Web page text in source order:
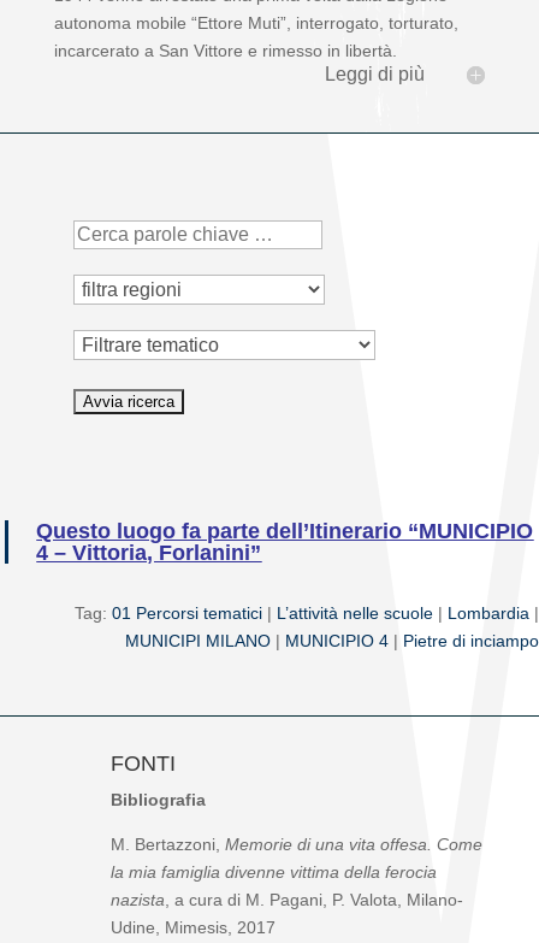
autonoma mobile “Ettore Muti”, interrogato, torturato,
incarcerato a San Vittore e rimesso in libertà.
Leggi di più
Tematico
Questo luogo fa parte dell’Itinerario “MUNICIPIO
4 – Vittoria, Forlanini”
Tag: 01 Percorsi tematici | L’attività nelle scuole | Lombardia |
MUNICIPI MILANO | MUNICIPIO 4 | Pietre di inciampo
FONTI
Bibliografia
M. Bertazzoni, Memorie di una vita offesa. Come
la mia famiglia divenne vittima della ferocia
nazista, a cura di M. Pagani, P. Valota, Milano-
Udine, Mimesis, 2017